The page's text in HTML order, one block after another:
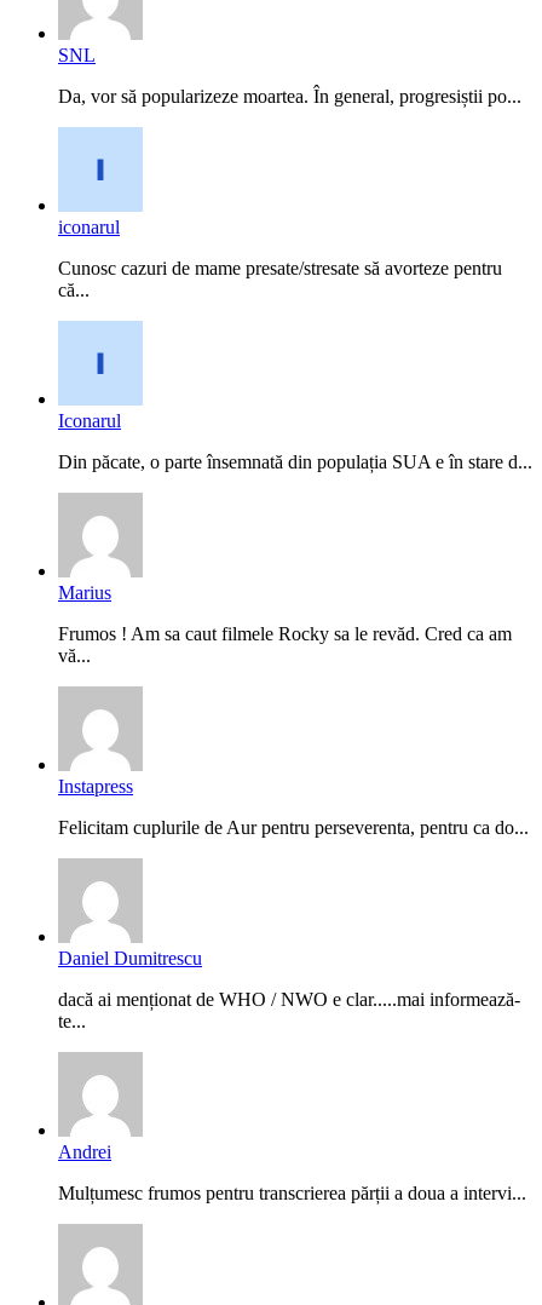
SNL
Da, vor să popularizeze moartea. În general, progresiștii po...
iconarul
Cunosc cazuri de mame presate/stresate să avorteze pentru
că...
Iconarul
Din păcate, o parte însemnată din populația SUA e în stare d...
Marius
Frumos ! Am sa caut filmele Rocky sa le revăd. Cred ca am
vă...
Instapress
Felicitam cuplurile de Aur pentru perseverenta, pentru ca do...
Daniel Dumitrescu
dacă ai menționat de WHO / NWO e clar.....mai informează-
te...
Andrei
Mulțumesc frumos pentru transcrierea părții a doua a intervi...